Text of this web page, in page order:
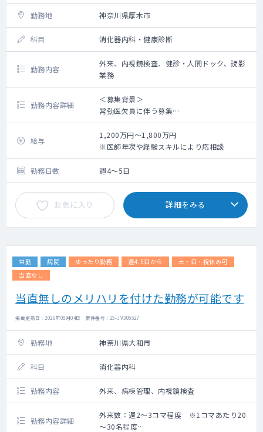
勤務地 神奈川県厚木市
科目 消化器内科・健康診断
勤務内容
外来、内視鏡検査、健診・人間ドック、読影
業務
勤務内容詳細
＜募集背景＞
常勤医欠員に伴う募集
※常勤医4名から3名の体制（2名内科専門
医、1名内視鏡専門医）
＜概 要＞
【内視鏡】胃カメラ中心（午前10～12件程
度）、大腸カメラは月10件程度 ※経口経
鼻、セデーション処置あり（内視鏡機器オリ
ンパス）
【読影】スポット医師が担当した画像・所見
判定チェック（週20件ほど）、生検結果判
（内視鏡検査後の予約となることが多い。）
【研修教育制度】各種学会や研修会への参加
給与
1,200万円～1,800万円
※医師年次や経験スキルにより応相談
勤務日数 週4～5日
お気に入り 詳細をみる
常勤 病院 ゆったり勤務 週4.5日から
土・日・祝休み可
当直なし
当直無しのメリハリを付けた勤務が可能です
掲載更新日 : 2026年08月04日 案件番号 : 25-JV305527
勤務地 神奈川県大和市
科目 消化器内科
勤務内容 外来、病棟管理、内視鏡検査
勤務内容詳細
外来数：週2～3コマ程度 ※1コマあたり20
～30名程度